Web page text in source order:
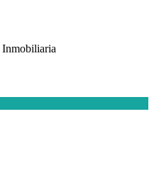
Inmobiliaria